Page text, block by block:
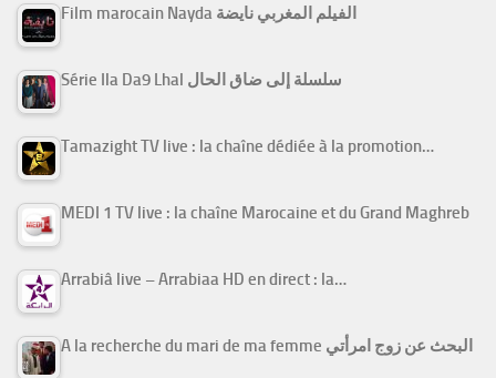
Film marocain Nayda الفيلم المغربي نايضة
Série Ila Da9 Lhal سلسلة إلى ضاق الحال
Tamazight TV live : la chaîne dédiée à la promotion…
MEDI 1 TV live : la chaîne Marocaine et du Grand Maghreb
Arrabiâ live – Arrabiaa HD en direct : la…
A la recherche du mari de ma femme البحث عن زوج امرأتي